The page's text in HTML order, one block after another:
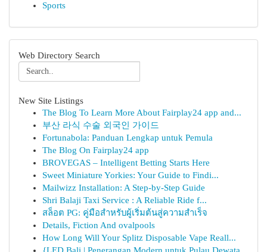
Sports
Web Directory Search
New Site Listings
The Blog To Learn More About Fairplay24 app and...
부산 라식 수술 외국인 가이드
Fortunabola: Panduan Lengkap untuk Pemula
The Blog On Fairplay24 app
BROVEGAS – Intelligent Betting Starts Here
Sweet Miniature Yorkies: Your Guide to Findi...
Mailwizz Installation: A Step-by-Step Guide
Shri Balaji Taxi Service : A Reliable Ride f...
สล็อต PG: คู่มือสำหรับผู้เริ่มต้นสู่ความสำเร็จ
Details, Fiction And ovalpools
How Long Will Your Splitz Disposable Vape Reall...